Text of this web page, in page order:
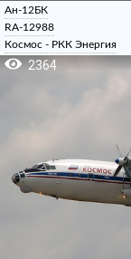
Ан-12БК
RA-12988
Космос - РКК Энергия
2364